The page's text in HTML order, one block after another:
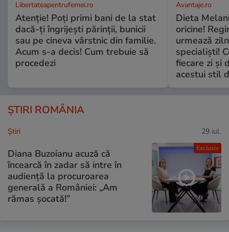
Libertateapentrufemei.ro
Atenție! Poți primi bani de la stat
dacă-ți îngrijești părinții, bunicii
sau pe cineva vârstnic din familie.
Acum s-a decis! Cum trebuie să
procedezi
Avantaje.ro
Dieta
oricine!
urmează
specialiști!
fiecare zi și
acestui stil
ȘTIRI ROMÂNIA
Exclusiv
Ştiri 29 iul.
Diana Buzoianu acuză că
încearcă în zadar să intre în
audiență la procuroarea
generală a României: „Am
rămas șocată!”